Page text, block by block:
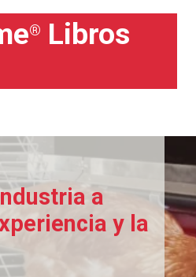
® Libros
a
y la